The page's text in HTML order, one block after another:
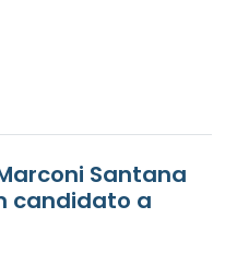
Santana
candidato a